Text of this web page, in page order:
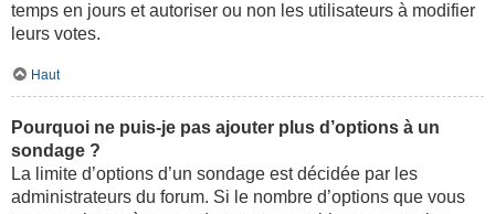
temps en jours et autoriser ou non les utilisateurs à modifier
leurs votes.
Haut
Pourquoi ne puis-je pas ajouter plus d’options à un
sondage ?
La limite d’options d’un sondage est décidée par les
administrateurs du forum. Si le nombre d’options que vous